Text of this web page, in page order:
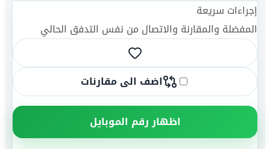
إجراءات سريعة
المفضلة والمقارنة والاتصال من نفس التدفق الحالي
اضف الى مقارنات
اظهار رقم الموبايل